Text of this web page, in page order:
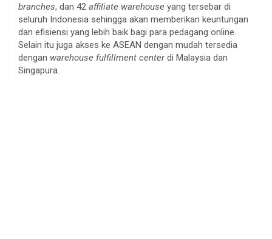
branches, dan 42 affiliate warehouse yang tersebar di
seluruh Indonesia sehingga akan memberikan keuntungan
dan efisiensi yang lebih baik bagi para pedagang online.
Selain itu juga akses ke ASEAN dengan mudah tersedia
dengan warehouse fulfillment centerdi Malaysia dan
Singapura.